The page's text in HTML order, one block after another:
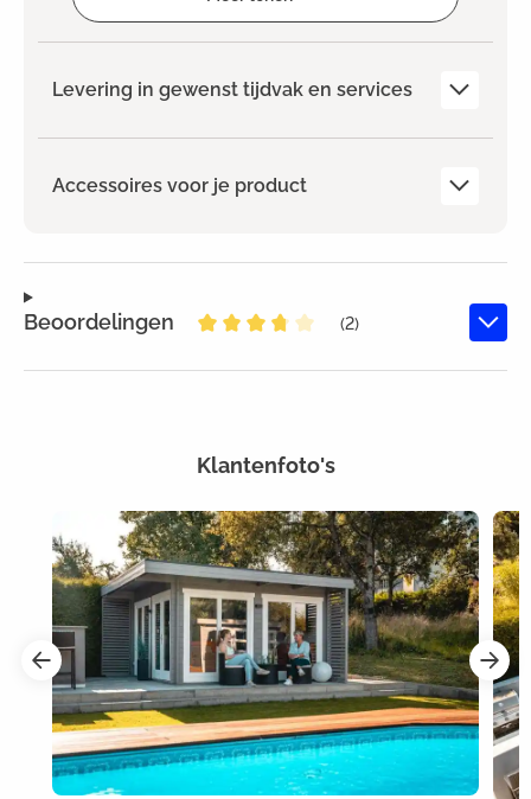
Levering in gewenst tijdvak en services
Accessoires voor je product
Beoordelingen
(2)
Klantenfoto's